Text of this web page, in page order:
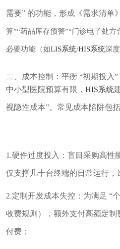
需要” 的功能，形成《需求清单
算”“药品库存预警”“门诊电子处
必要功能（如LIS系统/HIS系统深
二、成本控制：平衡 “初期投入”
中小型医院预算有限， HIS系统
视隐性成本”。常见成本陷阱包括
1.硬件过度投入：盲目采购高性
仅支撑几十台终端的日常运行，
2.定制开发成本失控：为满足 “
收费规则），额外支付高额定
付费；